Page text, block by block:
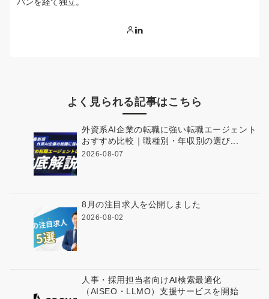
よく見られる記事はこちら
外資系AI企業の転職に強い転職エージェント
おすすめ比較｜職種別・年収別の選び...
2026-08-07
8月の注目求人を公開しました
2026-08-02
人事・採用担当者向けAI検索最適化
（AISEO・LLMO）支援サービスを開始